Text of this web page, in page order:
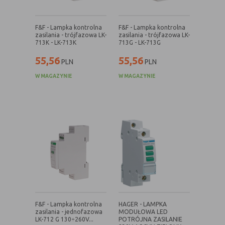
Cookies
tymczasowe
(session
cookies)
cookie umieszczone na czas korzystania z
przeglądarki (sesji), zostaje wykasowane
po jej zamknięciu
właściciela witryny
C. Ze względu na pochodzenie – administratora
serwisu, który zarządza cookies:
Cookie
własne
cookie umieszczone bezpośrednio przez
właściciela witryny jaka została
F&F - Lampka kontrolna
zasilania - trójfazowa LK-
713K - LK-713K
55,56PLN
W MAGAZYNIE
F&F - Lampka kontrolna
zasilania - trójfazowa LK-
713G - LK-713G
55,56PLN
W MAGAZYNIE
F&F - Lampka kontrolna
zasilania - jednofazowa
LK-712 G 130÷260V...
HAGER - LAMPKA
MODUŁOWA LED
POTRÓJNA ZASILANIE